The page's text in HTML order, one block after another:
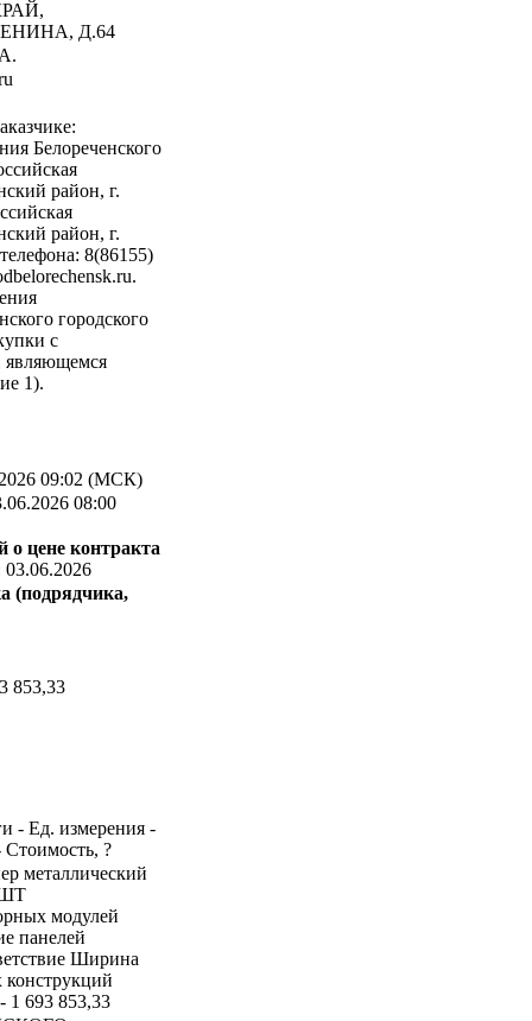
Д.64
Белореченского
район, г.
район, г.
8(86155)
городского
с
являющемся
1).
09:02 (МСК)
08:00
о цене контракта
03.06.2026
(подрядчика,
853,33
- Ед. измерения -
Стоимость, ?
металлический
ШТ
модулей
панелей
Ширина
конструкций
1 693 853,33